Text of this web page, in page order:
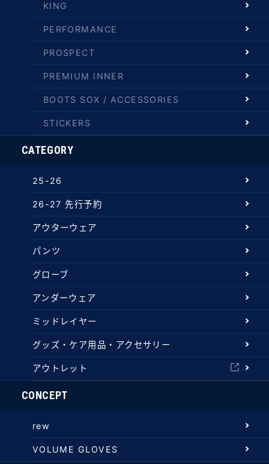
KING
PERFORMANCE
PROSPECT
PREMIUM INNER
BOOTS SOX / ACCESSORIES
STICKERS
CATEGORY
25-26
26-27 先行予約
アウターウェア
パンツ
グローブ
アンダーウェア
ミッドレイヤー
グッズ・ケア用品・アクセサリー
アウトレット
CONCEPT
rew
VOLUME GLOVES